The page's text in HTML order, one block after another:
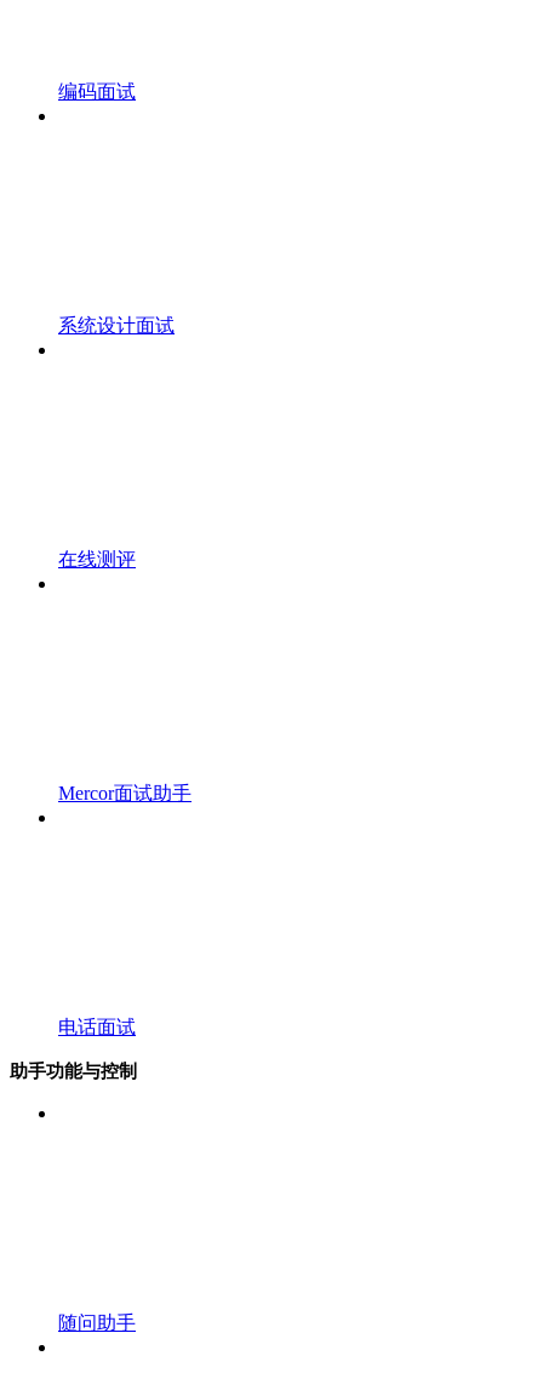
编码面试
系统设计面试
在线测评
Mercor面试助手
电话面试
助手功能与控制
随问助手